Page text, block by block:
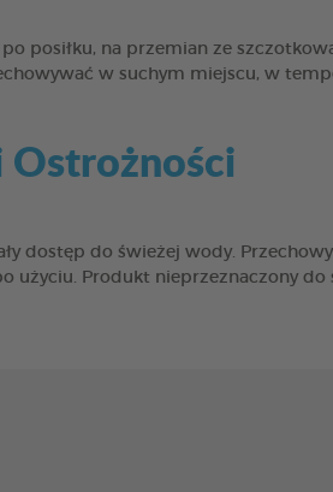
po posiłku, na przemian ze
w suchym miejscu, w
Ostrożności
dostęp do świeżej wody.
użyciu. Produkt nieprzeznaczony do